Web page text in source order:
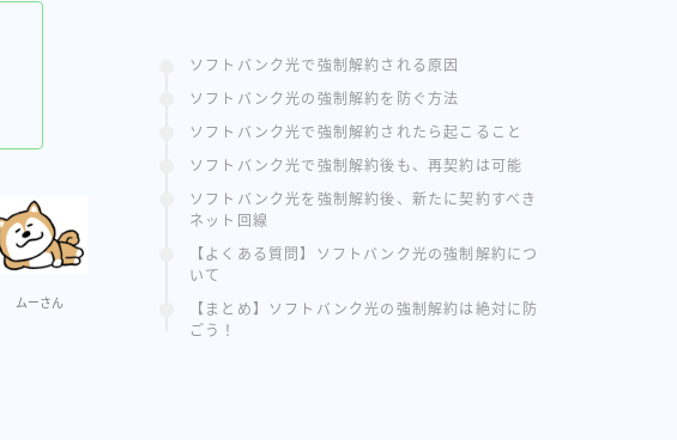
ムーさん
ソフトバンク光で強制解約される原因
ソフトバンク光の強制解約を防ぐ方法
ソフトバンク光で強制解約されたら起こること
ソフトバンク光で強制解約後も、再契約は可能
ソフトバンク光を強制解約後、新たに契約すべき
ネット回線
【よくある質問】ソフトバンク光の強制解約につ
いて
【まとめ】ソフトバンク光の強制解約は絶対に防
ごう！